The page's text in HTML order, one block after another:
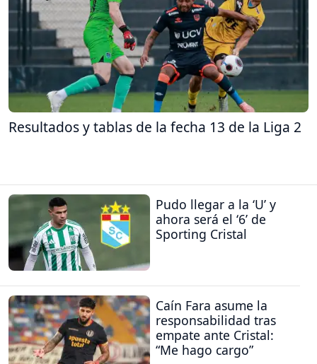
Resultados y tablas de la fecha 13 de la Liga 2
Pudo llegar a la ‘U’ y
ahora será el ‘6’ de
Sporting Cristal
Caín Fara asume la
responsabilidad tras
empate ante Cristal:
“Me hago cargo”